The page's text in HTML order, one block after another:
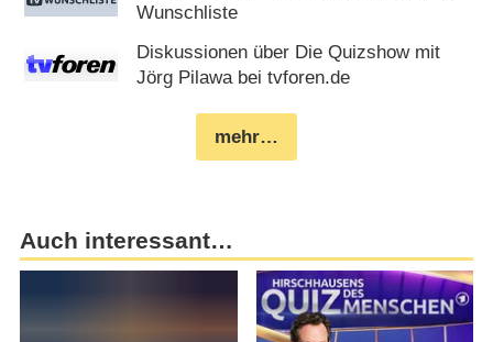
Wunschliste
Diskussionen über Die Quizshow mit
Jörg Pilawa bei tvforen.de
mehr…
Auch interessant…